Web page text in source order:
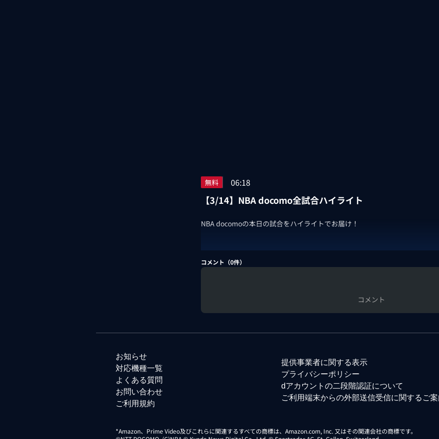
無料 06:18
【3/14】NBA docomo全試合ハイライト
NBA docomoの本日の試合をハイライトでお届け！
コメント（0件）
コメント
お知らせ
対応機種一覧
よくある質問
お問い合わせ
ご利用規約
提供事業者に関する表示
プライバシーポリシー
dアカウントの二段階認証について
ご利用端末からの外部送信受信に関するご案
*Amazon、Prime Video及びこれらに関連するすべての商標は、Amazon.com, Inc. 又はその関連会社の商標です。